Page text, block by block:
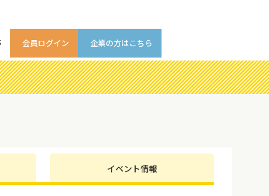
会員ログイン 企業の方はこちら
イベント情報